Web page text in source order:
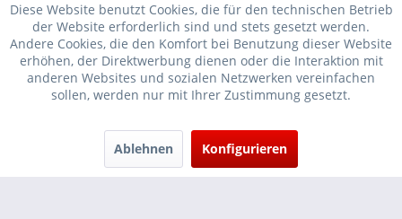
* Verkauf nur an Unternehmer, Gewerbetreibende, Freiberufler und
öffentliche Institutionen, daher verstehen sich alle Preise zzgl.
nicht anders beschrieben
Diese Website benutzt Cookies, die für den technischen Betrieb
der Website erforderlich sind und stets gesetzt werden.
Andere Cookies, die den Komfort bei Benutzung dieser Website
erhöhen, der Direktwerbung dienen oder die Interaktion mit
anderen Websites und sozialen Netzwerken vereinfachen
sollen, werden nur mit Ihrer Zustimmung gesetzt.
Ablehnen Konfigurieren